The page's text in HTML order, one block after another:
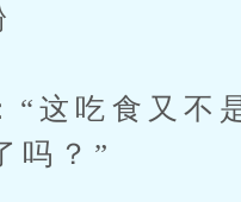
吃食又不是
吗？”